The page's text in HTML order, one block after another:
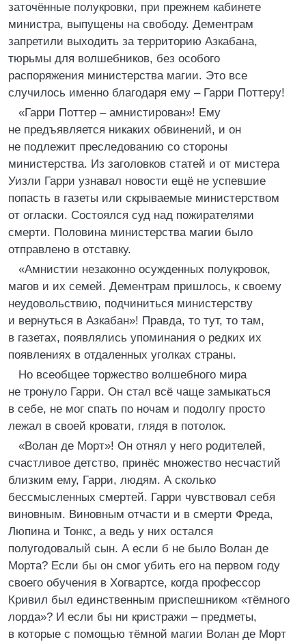
заточённые полукровки, при прежнем кабинете
министра, выпущены на свободу. Дементрам
запретили выходить за территорию Азкабана,
тюрьмы для волшебников, без особого
распоряжения министерства магии. Это все
случилось именно благодаря ему – Гарри Поттеру!
«Гарри Поттер – амнистирован»! Ему
не предъявляется никаких обвинений, и он
не подлежит преследованию со стороны
министерства. Из заголовков статей и от мистера
Уизли Гарри узнавал новости ещё не успевшие
попасть в газеты или скрываемые министерством
от огласки. Состоялся суд над пожирателями
смерти. Половина министерства магии было
отправлено в отставку.
«Амнистии незаконно осужденных полукровок,
магов и их семей. Дементрам пришлось, к своему
неудовольствию, подчиниться министерству
и вернуться в Азкабан»! Правда, то тут, то там,
в газетах, появлялись упоминания о редких их
появлениях в отдаленных уголках страны.
Но всеобщее торжество волшебного мира
не тронуло Гарри. Он стал всё чаще замыкаться
в себе, не мог спать по ночам и подолгу просто
лежал в своей кровати, глядя в потолок.
«Волан де Морт»! Он отнял у него родителей,
счастливое детство, принёс множество несчастий
близким ему, Гарри, людям. А сколько
бессмысленных смертей. Гарри чувствовал себя
виновным. Виновным отчасти и в смерти Фреда,
Люпина и Тонкс, а ведь у них остался
полугодовалый сын. А если б не было Волан де
Морта? Если бы он смог убить его на первом году
своего обучения в Хогвартсе, когда профессор
Кривил был единственным приспешником «тёмного
лорда»? И если бы ни кристражи – предметы,
в которые с помощью тёмной магии Волан де Морт